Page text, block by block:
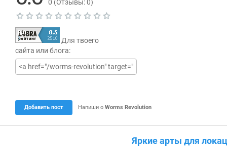
0 (Отзывы:0)
е
к
у
щ
а
я
к
Для твоего
сайта или блога:
Добавить пост Напиши о Worms Revolution
Яркие арты для